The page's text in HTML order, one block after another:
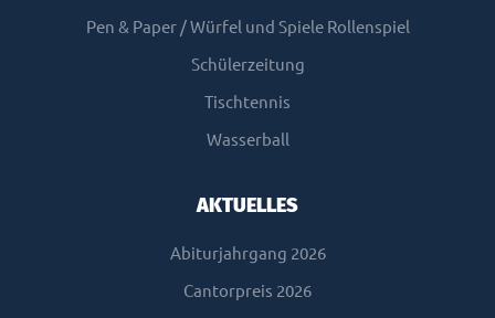
Pen & Paper / Würfel und Spiele Rollenspiel
Schülerzeitung
Tischtennis
Wasserball
AKTUELLES
Abiturjahrgang 2026
Cantorpreis 2026